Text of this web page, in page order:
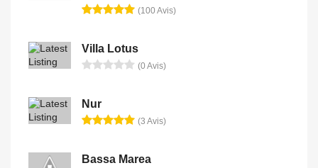
(100 Avis)
Villa Lotus
(0 Avis)
Nur
(3 Avis)
Bassa Marea